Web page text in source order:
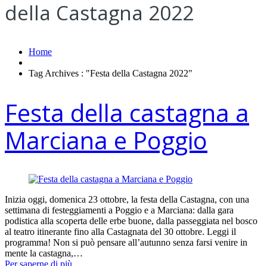
della Castagna 2022
Home
Tag Archives : "Festa della Castagna 2022"
Festa della castagna a
Marciana e Poggio
Inizia oggi, domenica 23 ottobre, la festa della Castagna, con una
settimana di festeggiamenti a Poggio e a Marciana: dalla gara
podistica alla scoperta delle erbe buone, dalla passeggiata nel bosco
al teatro itinerante fino alla Castagnata del 30 ottobre. Leggi il
programma! Non si può pensare all’autunno senza farsi venire in
mente la castagna,…
Per saperne di più